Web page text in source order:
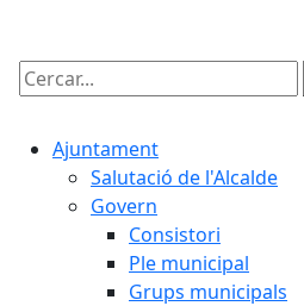
Cercar:
Ajuntament
Salutació de l'Alcalde
Govern
Consistori
Ple municipal
Grups municipals